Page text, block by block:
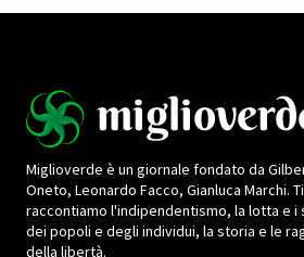
Miglioverde è un giornale fondato da
Oneto, Leonardo Facco, Gianluca Marchi. Ti
raccontiamo l'indipendentismo, la lotta e i
dei popoli e degli individui, la storia e le
della libertà.